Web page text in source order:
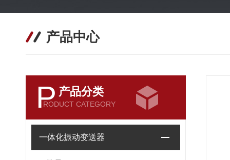
产品中心
P 产品分类
RODUCT CATEGORY
一体化振动变送器